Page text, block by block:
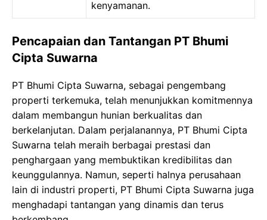
kenyamanan.
Pencapaian dan Tantangan PT Bhumi
Cipta Suwarna
PT Bhumi Cipta Suwarna, sebagai pengembang
properti terkemuka, telah menunjukkan komitmennya
dalam membangun hunian berkualitas dan
berkelanjutan. Dalam perjalanannya, PT Bhumi Cipta
Suwarna telah meraih berbagai prestasi dan
penghargaan yang membuktikan kredibilitas dan
keunggulannya. Namun, seperti halnya perusahaan
lain di industri properti, PT Bhumi Cipta Suwarna juga
menghadapi tantangan yang dinamis dan terus